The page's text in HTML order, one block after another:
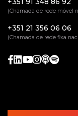
(Chamada de rede móvel
+351 21 356 06 06
(Chamada de rede fixa